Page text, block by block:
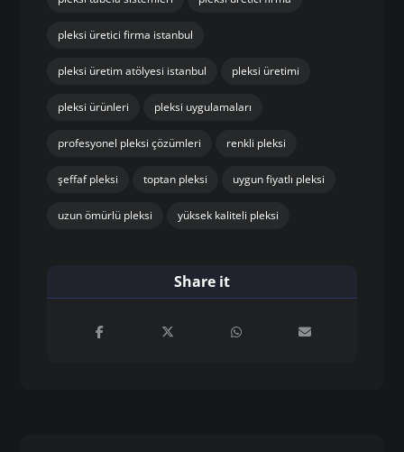
pleksi üretici firma istanbul
pleksi üretim atölyesi istanbul pleksi üretimi
pleksi ürünleri pleksi uygulamaları
profesyonel pleksi çözümleri renkli pleksi
şeffaf pleksi toptan pleksi uygun fiyatlı pleksi
uzun ömürlü pleksi yüksek kaliteli pleksi